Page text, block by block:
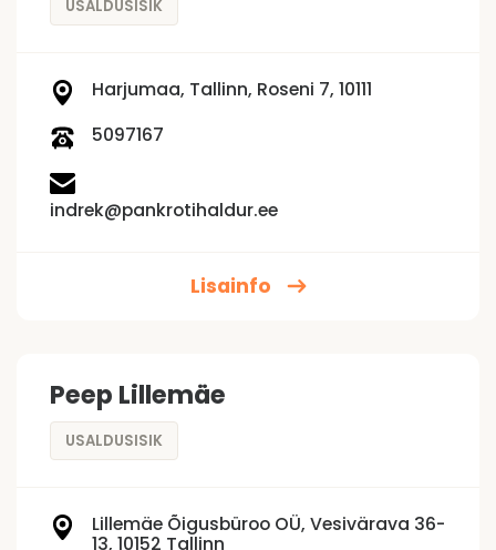
USALDUSISIK
Harjumaa, Tallinn, Roseni 7, 10111
5097167
indrek@pankrotihaldur.ee
Lisainfo
Peep Lillemäe
USALDUSISIK
Lillemäe Õigusbüroo OÜ, Vesivärava 36-
13, 10152 Tallinn